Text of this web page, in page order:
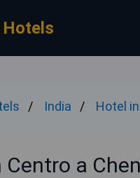
India
Hotel in
Centro a